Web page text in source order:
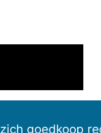
zich goedkoop